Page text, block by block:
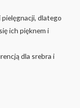
pielęgnacji, dlatego
ich pięknem i
dla srebra i